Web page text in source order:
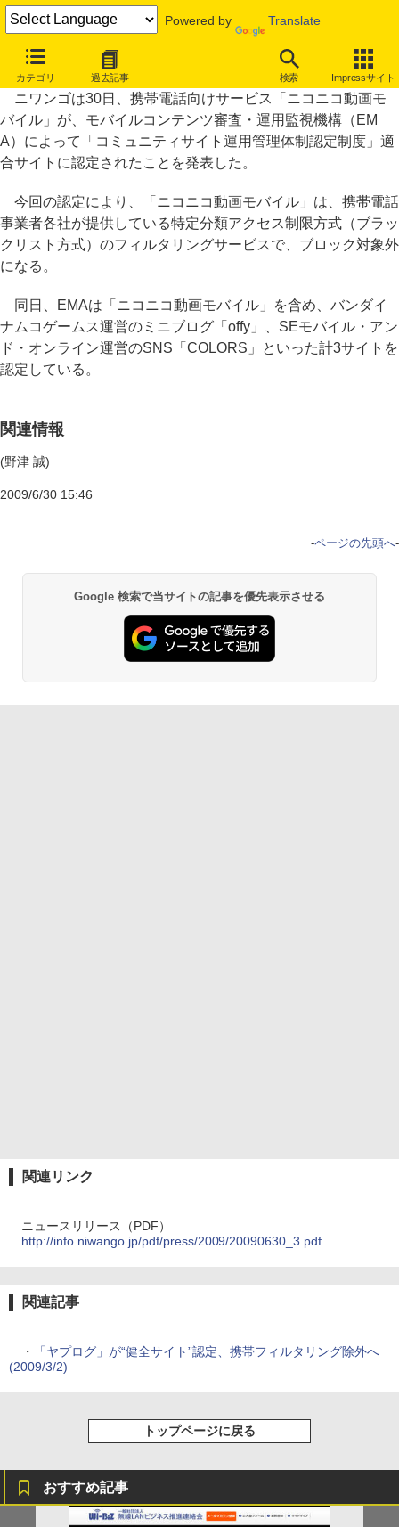
Powered by Translate
カテゴリ 過去記事 検索 Impressサイト
「ニコニコ動画モバイル」がEMAにより“健全サイト”認定
ニワンゴは30日、携帯電話向けサービス「ニコニコ動画モ
バイル」が、モバイルコンテンツ審査・運用監視機構（EM
A）によって「コミュニティサイト運用管理体制認定制度」適
合サイトに認定されたことを発表した。
今回の認定により、「ニコニコ動画モバイル」は、携帯電話
事業者各社が提供している特定分類アクセス制限方式（ブラッ
クリスト方式）のフィルタリングサービスで、ブロック対象外
になる。
同日、EMAは「ニコニコ動画モバイル」を含め、バンダイ
ナムコゲームス運営のミニブログ「offy」、SEモバイル・アン
ド・オンライン運営のSNS「COLORS」といった計3サイトを
認定している。
関連情報
(野津 誠)
2009/6/30 15:46
-ページの先頭へ-
Google 検索で当サイトの記事を優先表示させる
関連リンク
ニュースリリース（PDF）
http://info.niwango.jp/pdf/press/2009/20090630_3.pdf
関連記事
・
「ヤプログ」が“健全サイト”認定、携帯フィルタリング除外へ
(2009/3/2)
トップページに戻る
おすすめ記事